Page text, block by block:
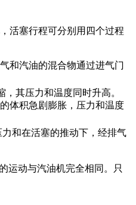
活塞行程可分别用四个过程
和汽油的混合物通过进气门
其压力和温度同时升高。
体积急剧膨胀，压力和温度
和在活塞的推动下，经排气
运动与汽油机完全相同。只